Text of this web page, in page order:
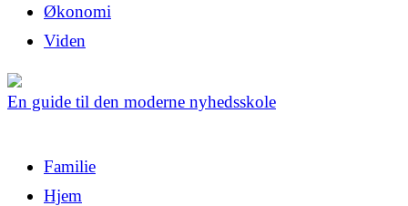
Økonomi
Viden
En guide til den moderne nyhedsskole
Familie
Hjem